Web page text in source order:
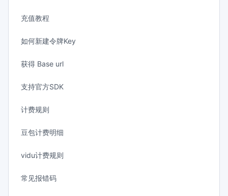
充值教程
如何新建令牌Key
获得 Base url
支持官方SDK
计费规则
豆包计费明细
vidu计费规则
常见报错码